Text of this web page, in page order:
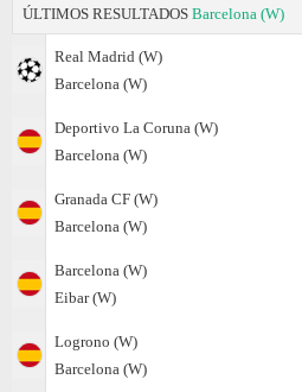
ÚLTIMOS RESULTADOS Barcelona (W)
Real Madrid (W)
Barcelona (W)
Deportivo La Coruna (W)
Barcelona (W)
Granada CF (W)
Barcelona (W)
Barcelona (W)
Eibar (W)
Logrono (W)
Barcelona (W)